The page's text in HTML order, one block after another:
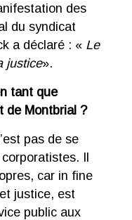
des
du syndicat
a déclaré : « Le
justice».
tant que
de Montbrial ?
pas de se
Il
car in fine
justice, est
public aux